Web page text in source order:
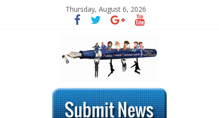
Thursday, August 6, 2026